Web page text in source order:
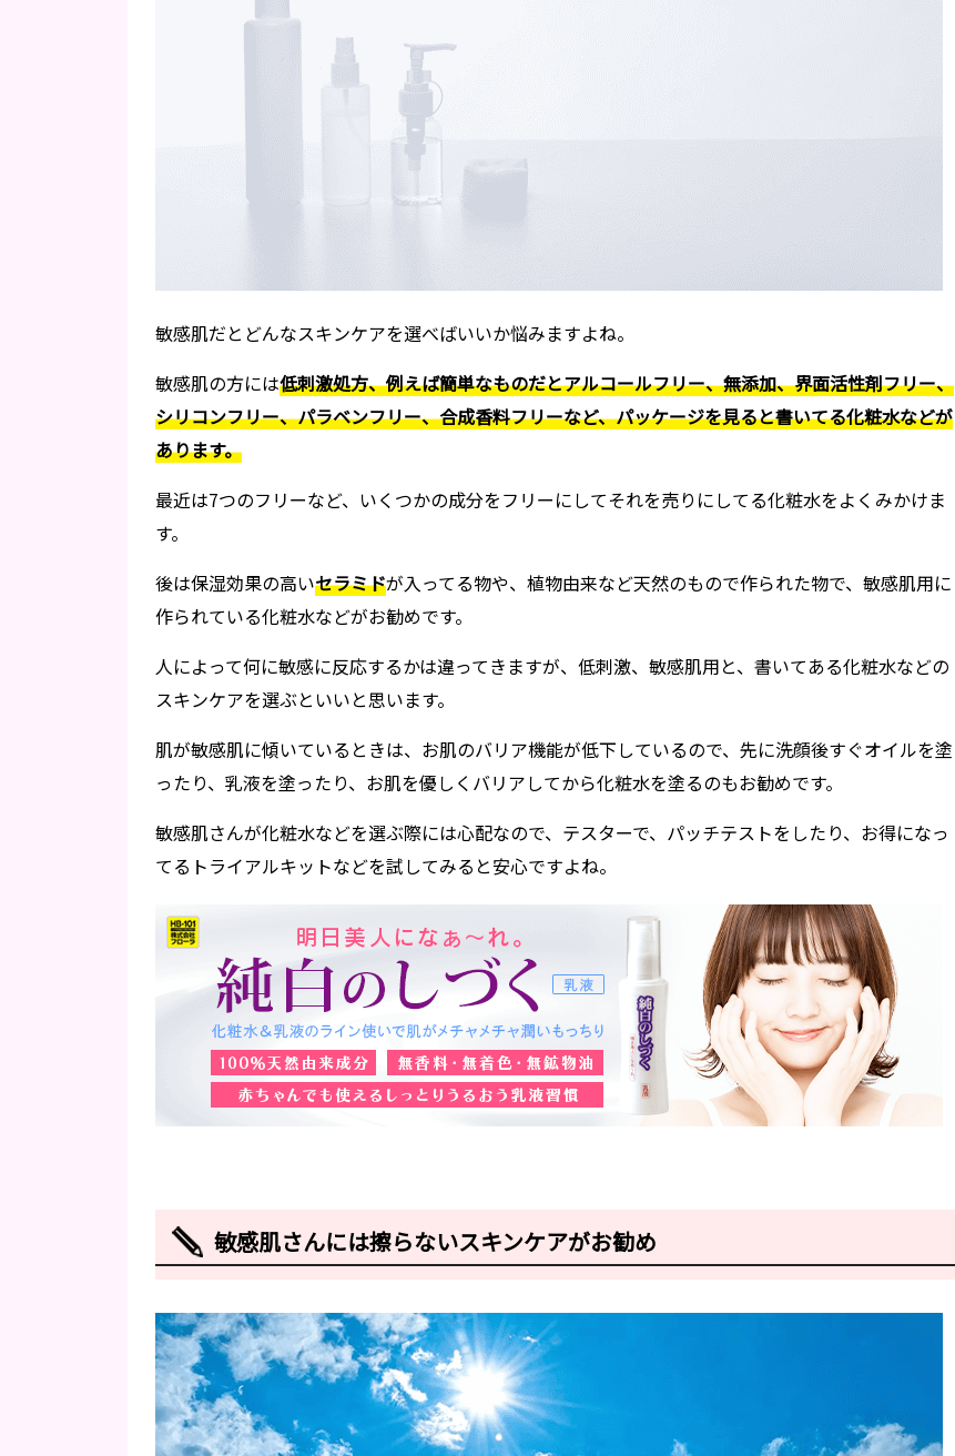
敏感肌だとどんなスキンケアを選べばいいか悩みますよね。
敏感肌の方には低刺激処方、例えば簡単なものだとアルコールフリー、無添加、界面活性剤フリー、
シリコンフリー、パラベンフリー、合成香料フリーなど、パッケージを見ると書いてる化粧水などが
あります。
最近は7つのフリーなど、いくつかの成分をフリーにしてそれを売りにしてる化粧水をよくみかけま
す。
後は保湿効果の高いセラミドが入ってる物や、植物由来など天然のもので作られた物で、敏感肌用に
作られている化粧水などがお勧めです。
人によって何に敏感に反応するかは違ってきますが、低刺激、敏感肌用と、書いてある化粧水などの
スキンケアを選ぶといいと思います。
肌が敏感肌に傾いているときは、お肌のバリア機能が低下しているので、先に洗顔後すぐオイルを塗
ったり、乳液を塗ったり、お肌を優しくバリアしてから化粧水を塗るのもお勧めです。
敏感肌さんが化粧水などを選ぶ際には心配なので、テスターで、パッチテストをしたり、お得になっ
てるトライアルキットなどを試してみると安心ですよね。
敏感肌さんには擦らないスキンケアがお勧め